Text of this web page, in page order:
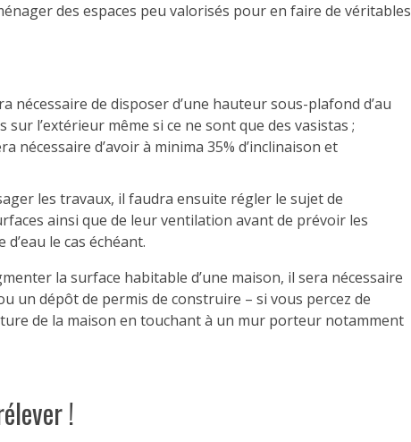
des espaces peu valorisés pour en faire de véritables
nécessaire de disposer d’une hauteur sous-plafond d’au
l’extérieur même si ce ne sont que des vasistas ;
nécessaire d’avoir à minima 35% d’inclinaison et
les travaux, il faudra ensuite régler le sujet de
ainsi que de leur ventilation avant de prévoir les
le cas échéant.
la surface habitable d’une maison, il sera nécessaire
un dépôt de permis de construire – si vous percez de
de la maison en touchant à un mur porteur notamment
!